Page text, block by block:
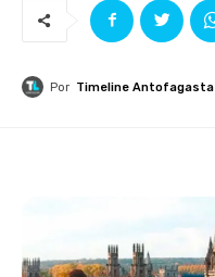
Por Timeline Antofagasta